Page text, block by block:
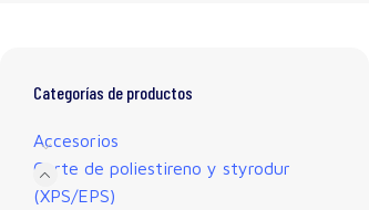
Categorías de productos
Accesorios
Corte de poliestireno y styrodur
(XPS/EPS)